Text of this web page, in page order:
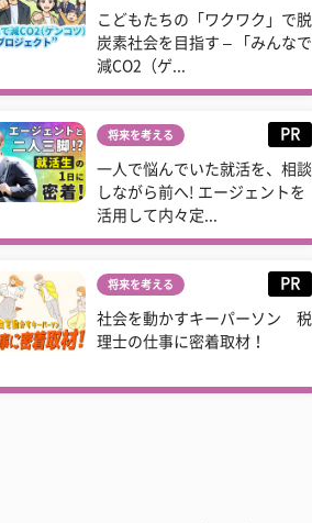
こどもたちの「ワクワク」で脱
炭素社会を目指す – 「みんなで
減CO2（ゲ...
将来を考える PR
一人で悩んでいた就活を、相談
しながら前へ! エージェントを
活用して内々定...
将来を考える PR
社会を動かすキーパーソン 税
理士の仕事に密着取材！